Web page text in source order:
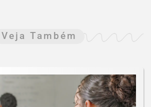
Veja Também